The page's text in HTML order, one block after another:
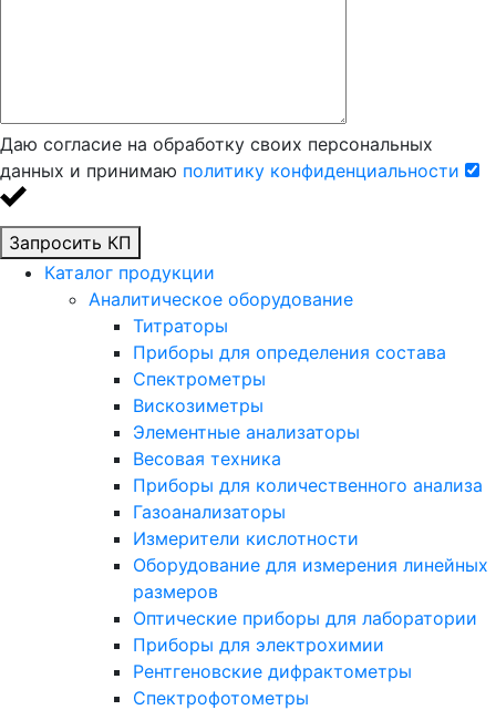
Даю согласие на обработку своих персональных
данных и принимаю политику конфиденциальности
Запросить КП
Каталог продукции
Аналитическое оборудование
Титраторы
Приборы для определения состава
Спектрометры
Вискозиметры
Элементные анализаторы
Весовая техника
Приборы для количественного анализа
Газоанализаторы
Измерители кислотности
Оборудование для измерения линейных
размеров
Оптические приборы для лаборатории
Приборы для электрохимии
Рентгеновские дифрактометры
Спектрофотометры